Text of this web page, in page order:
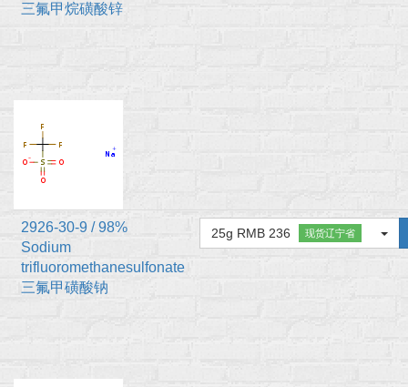
三氟甲烷磺酸锌
2926-30-9 / 98%
Sodium
trifluoromethanesulfonate
三氟甲磺酸钠
25g RMB 236 现货辽宁省